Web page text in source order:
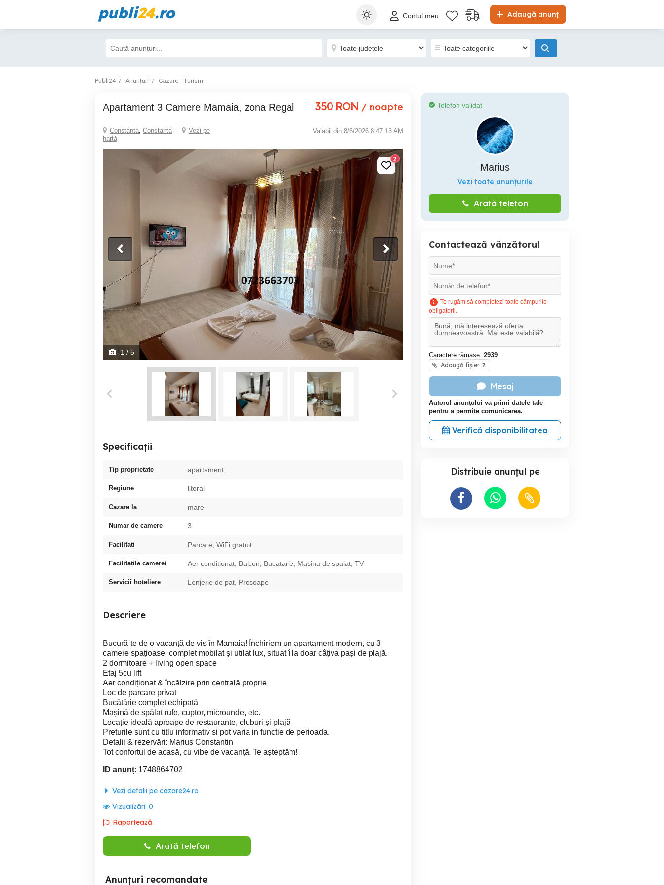
publi24.ro Adaugă anunț
Contul meu
Publi24 Anunțuri Cazare - Turism
Apartament 3 Camere Mamaia, zona Regal 350 RON / noapte
Constanta, Constanta
Vezi pe
hartă
Valabil din 8/6/2026 8:47:13 AM
2
1 / 5
Specificații
Tip proprietate apartament
Regiune litoral
Cazare la mare
Numar de camere 3
Facilitati Parcare, WiFi gratuit
Facilitatile camerei Aer conditionat, Balcon, Bucatarie, Masina de spalat, TV
Servicii hoteliere Lenjerie de pat, Prosoape
Descriere
Bucură-te de o vacanță de vis în Mamaia! Închiriem un apartament modern, cu 3
camere spațioase, complet mobilat și utilat lux, situat î la doar câțiva pași de plajă.
2 dormitoare + living open space
Etaj 5cu lift
Aer condiționat & încălzire prin centrală proprie
Loc de parcare privat
Bucătărie complet echipată
Mașină de spălat rufe, cuptor, microunde, etc.
Locație ideală aproape de restaurante, cluburi și plajă
Preturile sunt cu titlu informativ si pot varia in functie de perioada.
Detalii & rezervări: Marius Constantin
Tot confortul de acasă, cu vibe de vacanță. Te așteptăm!
ID anunț: 1748864702
Vezi detalii pe cazare24.ro
Vizualizări: 0
Raportează
Arată telefon
Anunțuri recomandate
Telefon validat
Marius
Vezi toate anunțurile
Arată telefon
Contactează vânzătorul
Te rugăm să completezi toate câmpurile
obligatorii.
Caractere rămase: 2939
Adaugă fișier ?
Mesaj
Autorul anunțului va primi datele tale
pentru a permite comunicarea.
Verifică disponibilitatea
Distribuie anunțul pe